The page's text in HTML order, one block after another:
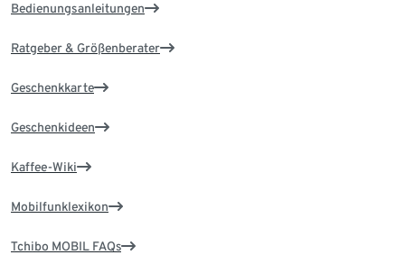
Bedienungsanleitungen
Ratgeber & Größenberater
Geschenkkarte
Geschenkideen
Kaffee-Wiki
Mobilfunklexikon
Tchibo MOBIL FAQs